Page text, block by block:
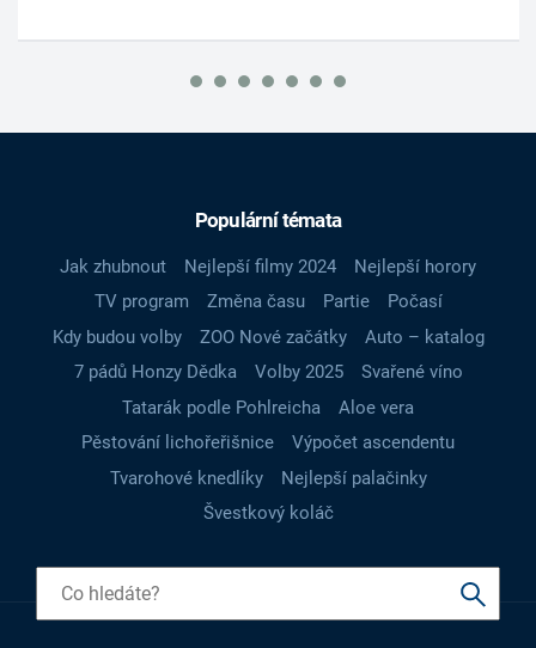
Populární témata
Jak zhubnout Nejlepší filmy 2024
Nejlepší horory
TV program
Změna času Partie
Počasí
Kdy budou volby
ZOO Nové začátky
Auto – katalog
7 pádů Honzy Dědka
Volby 2025
Svařené víno
Tatarák podle Pohlreicha
Aloe vera
Pěstování lichořeřišnice
Výpočet ascendentu
Tvarohové knedlíky
Nejlepší palačinky
Švestkový koláč